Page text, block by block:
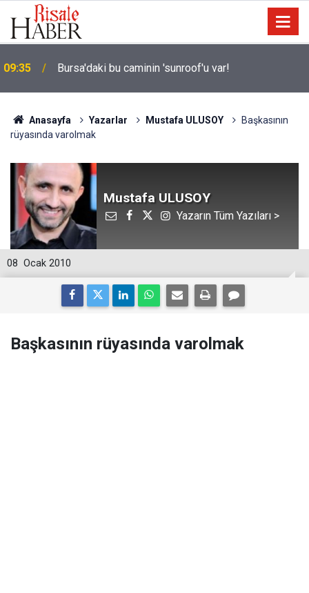
09:35 Bursa'daki bu caminin 'sunroof'u var!
Anasayfa Yazarlar Mustafa ULUSOY
Başkasının
rüyasında varolmak
Mustafa ULUSOY
Yazarın Tüm Yazıları >
08 Ocak 2010
Başkasının rüyasında varolmak